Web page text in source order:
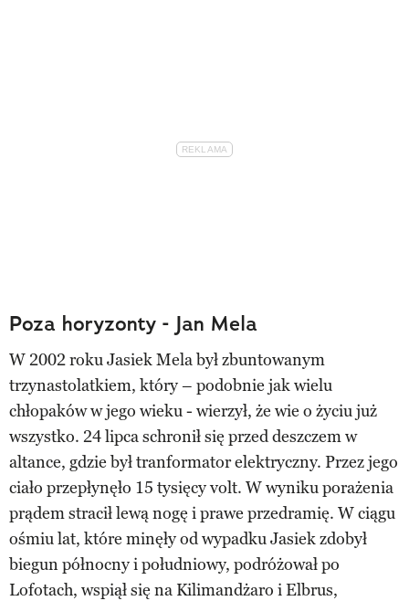
Poza horyzonty - Jan Mela
W 2002 roku Jasiek Mela był zbuntowanym
trzynastolatkiem, który – podobnie jak wielu
chłopaków w jego wieku - wierzył, że wie o życiu już
wszystko. 24 lipca schronił się przed deszczem w
altance, gdzie był tranformator elektryczny. Przez jego
ciało przepłynęło 15 tysięcy volt. W wyniku porażenia
prądem stracił lewą nogę i prawe przedramię. W ciągu
ośmiu lat, które minęły od wypadku Jasiek zdobył
biegun północny i południowy, podróżował po
Lofotach, wspiął się na Kilimandżaro i Elbrus,